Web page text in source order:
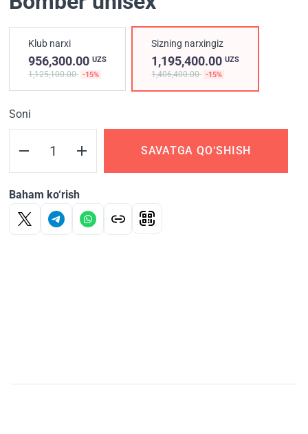
Klub narxi
956,300.00 UZS
1,125,100.00 -15%
Sizning narxingiz
1,195,400.00UZS
1,406,400.00 -15%
Soni
SAVATGA QO‘SHISH
Baham ko‘rish